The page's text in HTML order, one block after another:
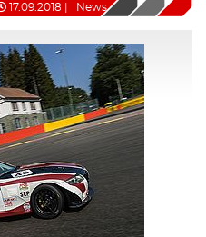
17.09.2018 News